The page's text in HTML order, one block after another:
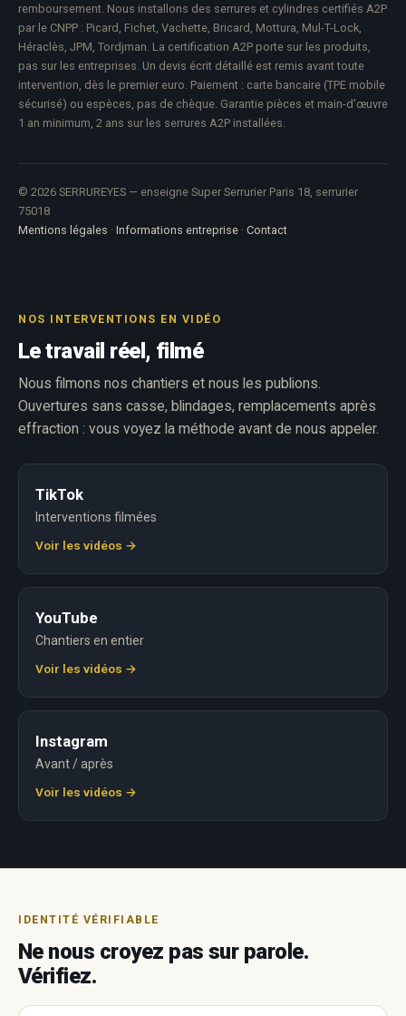
remboursement. Nous installons des serrures et cylindres certifiés A2P
par le CNPP : Picard, Fichet, Vachette, Bricard, Mottura, Mul-T-Lock,
Héraclès, JPM, Tordjman. La certification A2P porte sur les produits,
pas sur les entreprises. Un devis écrit détaillé est remis avant toute
intervention, dès le premier euro. Paiement : carte bancaire (TPE mobile
sécurisé) ou espèces, pas de chèque. Garantie pièces et main-d'œuvre
1 an minimum, 2 ans sur les serrures A2P installées.
© 2026 SERRUREYES — enseigne Super Serrurier Paris 18, serrurier
75018
Mentions légales · Informations entreprise · Contact
NOS INTERVENTIONS EN VIDÉO
Le travail réel, filmé
Nous filmons nos chantiers et nous les publions.
Ouvertures sans casse, blindages, remplacements après
effraction : vous voyez la méthode avant de nous appeler.
TikTok
Interventions filmées
Voir les vidéos →
YouTube
Chantiers en entier
Voir les vidéos →
Instagram
Avant / après
Voir les vidéos →
IDENTITÉ VÉRIFIABLE
Ne nous croyez pas sur parole.
Vérifiez.